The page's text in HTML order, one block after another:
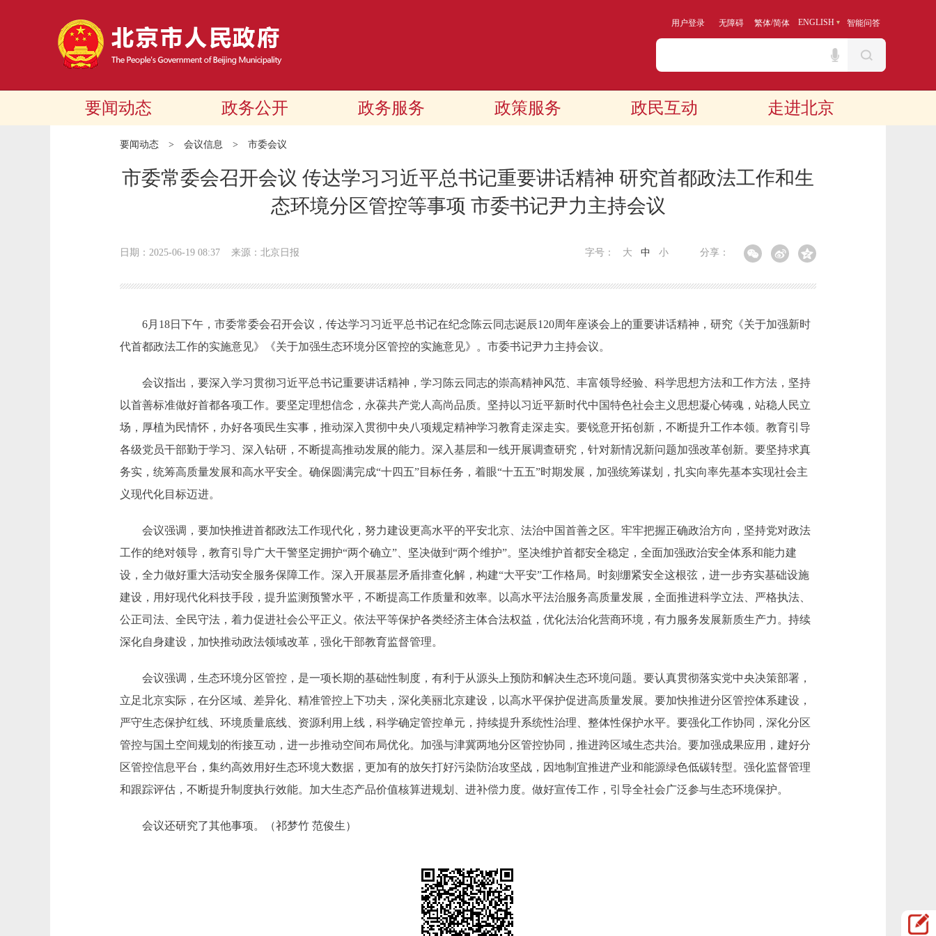
用户登录 无障碍 繁体/简体 ENGLISH 智能问答
要闻动态 政务公开 政务服务 政策服务 政民互动 走进北京
要闻动态 > 会议信息 > 市委会议
市委常委会召开会议 传达学习习近平总书记重要讲话精神 研究首都政法工作和生
态环境分区管控等事项 市委书记尹力主持会议
日期：2025-06-19 08:37 来源：北京日报 分享：
字号： 大 中 小
6月18日下午，市委常委会召开会议，传达学习习近平总书记在纪念陈云同志诞辰120周年座谈会上的重要讲话精神，研究《关于加强新时
代首都政法工作的实施意见》《关于加强生态环境分区管控的实施意见》。市委书记尹力主持会议。
会议指出，要深入学习贯彻习近平总书记重要讲话精神，学习陈云同志的崇高精神风范、丰富领导经验、科学思想方法和工作方法，坚持
以首善标准做好首都各项工作。要坚定理想信念，永葆共产党人高尚品质。坚持以习近平新时代中国特色社会主义思想凝心铸魂，站稳人民立
场，厚植为民情怀，办好各项民生实事，推动深入贯彻中央八项规定精神学习教育走深走实。要锐意开拓创新，不断提升工作本领。教育引导
各级党员干部勤于学习、深入钻研，不断提高推动发展的能力。深入基层和一线开展调查研究，针对新情况新问题加强改革创新。要坚持求真
务实，统筹高质量发展和高水平安全。确保圆满完成“十四五”目标任务，着眼“十五五”时期发展，加强统筹谋划，扎实向率先基本实现社会主
义现代化目标迈进。
会议强调，要加快推进首都政法工作现代化，努力建设更高水平的平安北京、法治中国首善之区。牢牢把握正确政治方向，坚持党对政法
工作的绝对领导，教育引导广大干警坚定拥护“两个确立”、坚决做到“两个维护”。坚决维护首都安全稳定，全面加强政治安全体系和能力建
设，全力做好重大活动安全服务保障工作。深入开展基层矛盾排查化解，构建“大平安”工作格局。时刻绷紧安全这根弦，进一步夯实基础设施
建设，用好现代化科技手段，提升监测预警水平，不断提高工作质量和效率。以高水平法治服务高质量发展，全面推进科学立法、严格执法、
公正司法、全民守法，着力促进社会公平正义。依法平等保护各类经济主体合法权益，优化法治化营商环境，有力服务发展新质生产力。持续
深化自身建设，加快推动政法领域改革，强化干部教育监督管理。
会议强调，生态环境分区管控，是一项长期的基础性制度，有利于从源头上预防和解决生态环境问题。要认真贯彻落实党中央决策部署，
立足北京实际，在分区域、差异化、精准管控上下功夫，深化美丽北京建设，以高水平保护促进高质量发展。要加快推进分区管控体系建设，
严守生态保护红线、环境质量底线、资源利用上线，科学确定管控单元，持续提升系统性治理、整体性保护水平。要强化工作协同，深化分区
管控与国土空间规划的衔接互动，进一步推动空间布局优化。加强与津冀两地分区管控协同，推进跨区域生态共治。要加强成果应用，建好分
区管控信息平台，集约高效用好生态环境大数据，更加有的放矢打好污染防治攻坚战，因地制宜推进产业和能源绿色低碳转型。强化监督管理
和跟踪评估，不断提升制度执行效能。加大生态产品价值核算进规划、进补偿力度。做好宣传工作，引导全社会广泛参与生态环境保护。
会议还研究了其他事项。（祁梦竹 范俊生）